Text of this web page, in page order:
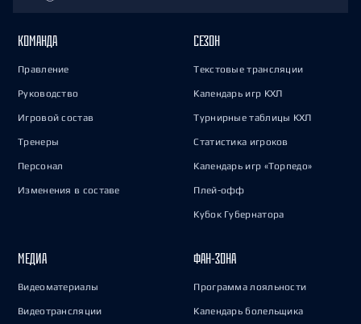
КОМАНДА
Правление
Руководство
Игровой состав
Тренеры
Персонал
Изменения в составе
СЕЗОН
Текстовые трансляции
Календарь игр КХЛ
Турнирные таблицы КХЛ
Статистика игроков
Календарь игр «Торпедо»
Плей-офф
Кубок Губернатора
МЕДИА
Видеоматериалы
Видеотрансляции
ФАН-ЗОНА
Программа лояльности
Календарь болельщика